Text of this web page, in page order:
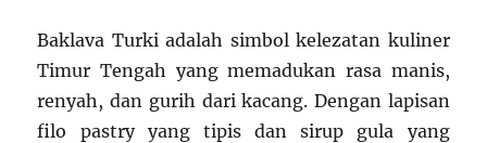
Baklava Turki adalah simbol kelezatan kuliner
Timur Tengah yang memadukan rasa manis,
renyah, dan gurih dari kacang. Dengan lapisan
filo pastry yang tipis dan sirup gula yang